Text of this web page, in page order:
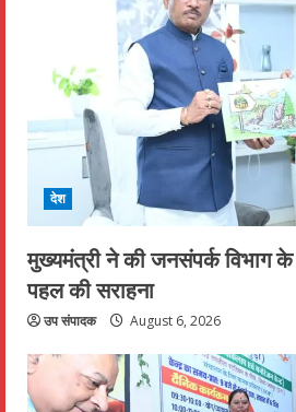
देश
मुख्यमंत्री ने की जनसंपर्क विभाग के
पहल की सराहना
उप संपादक August 6, 2026